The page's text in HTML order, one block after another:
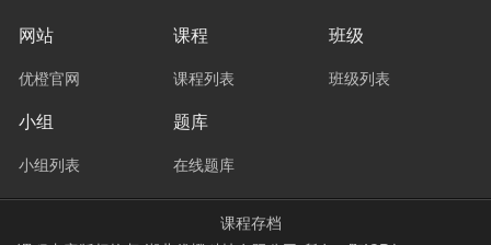
网站
优橙官网
课程
课程列表
班级
班级列表
小组
小组列表
题库
在线题库
课程存档